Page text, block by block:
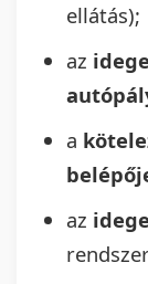
ellátás);
az
a
az